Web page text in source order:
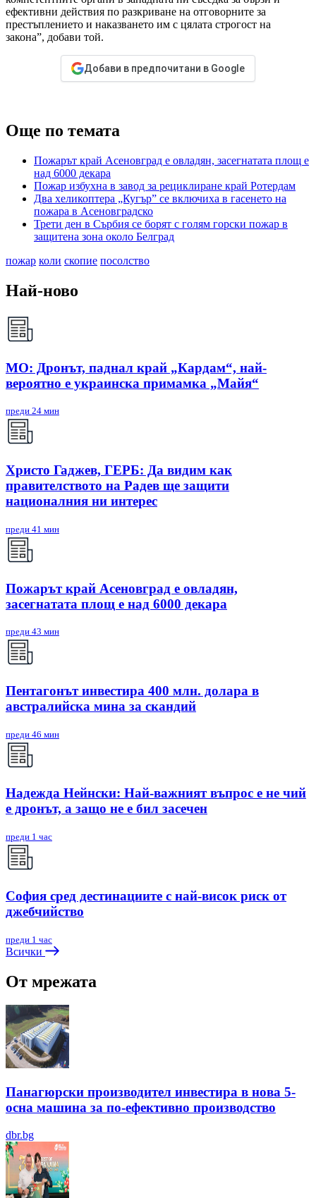
ефективни действия по разкриване на отговорните за
престъплението и наказването им с цялата строгост на
закона”, добави той.
Добави в предпочитани в Google
Още по темата
Пожарът край Асеновград е овладян, засегнатата площ е
над 6000 декара
Пожар избухна в завод за рециклиране край Ротердам
Два хеликоптера „Кугър” се включиха в гасенето на
пожара в Асеновградско
Трети ден в Сърбия се борят с голям горски пожар в
защитена зона около Белград
пожар коли скопие посолство
Най-ново
МО: Дронът, паднал край „Кардам“, най-
вероятно е украинска примамка „Майя“
преди 24 мин
Христо Гаджев, ГЕРБ: Да видим как
правителството на Радев ще защити
националния ни интерес
преди 41 мин
Пожарът край Асеновград е овладян,
засегнатата площ е над 6000 декара
преди 43 мин
Пентагонът инвестира 400 млн. долара в
австралийска мина за скандий
преди 46 мин
Надежда Нейнски: Най-важният въпрос е не чий
е дронът, а защо не е бил засечен
преди 1 час
София сред дестинациите с най-висок риск от
джебчийство
преди 1 час
Всички
От мрежата
Панагюрски производител инвестира в нова 5-
осна машина за по-ефективно производство
dbr.bg